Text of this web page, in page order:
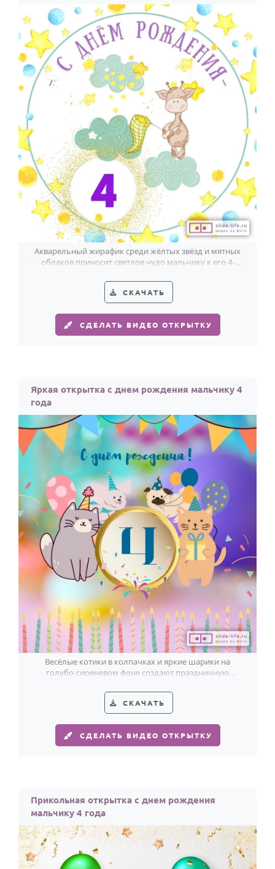
Акварельный жирафик среди жёлтых звёзд и мятных
облаков приносит светлое чудо мальчику к его 4-
СКАЧАТЬ
СДЕЛАТЬ ВИДЕО ОТКРЫТКУ
Яркая открытка с днем рождения мальчику 4
года
Весёлые котики в колпачках и яркие шарики на
голубо-сиреневом фоне создают праздничную
СКАЧАТЬ
СДЕЛАТЬ ВИДЕО ОТКРЫТКУ
Прикольная открытка с днем рождения
мальчику 4 года